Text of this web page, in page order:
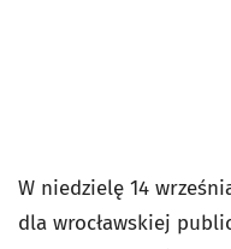
W niedzielę 14
dla wrocławskiej